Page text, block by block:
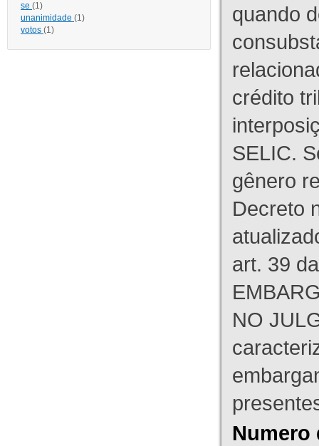
se (1)
unanimidade (1)
votos (1)
quando
crédito
SELIC.
gênero
Decreto
art. 39
NO
Numero